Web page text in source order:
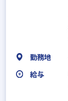
勤務地
給与